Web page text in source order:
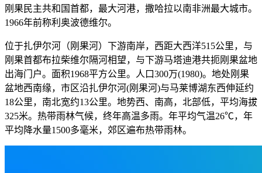
刚果民主共和国首都，最大河港，撒哈拉以南非洲最大城市。
1966年前称利奥波德维尔。
位于扎伊尔河（刚果河）下游南岸，西距大西洋515公里，与
刚果首都布拉柴维尔隔河相望，与下游马塔迪港共扼刚果盆地
出海门户。面积1968平方公里。人口300万(1980)。地处刚果
盆地西南缘，市区沿扎伊尔河(刚果河)与马莱博湖东西伸延约
18公里，南北宽约13公里。地势西、南高，北部低，平均海拔
325米。热带雨林气候，终年高温多雨。年平均气温26℃，年
平均降水量1500多毫米，郊区遍布热带雨林。